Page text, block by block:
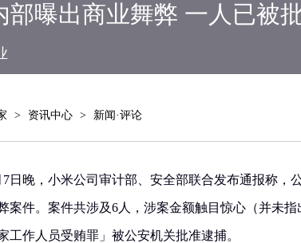
部曝出商业舞弊 一人已被
> 资讯中心 > 新闻·评论
7日晚，小米公司审计部、安全部联合发布通报称，
案件。案件共涉及6人，涉案金额触目惊心（并未
工作人员受贿罪」被公安机关批准逮捕。